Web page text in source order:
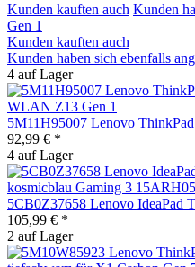
Kunden kauften auch Kunden
Gen 1
Kunden kauften auch
Kunden haben sich ebenfalls
4 auf Lager
5M11H95007 Lenovo
92,99 € *
4 auf Lager
5CB0Z37658 Lenovo IdeaPad
105,99 € *
2 auf Lager